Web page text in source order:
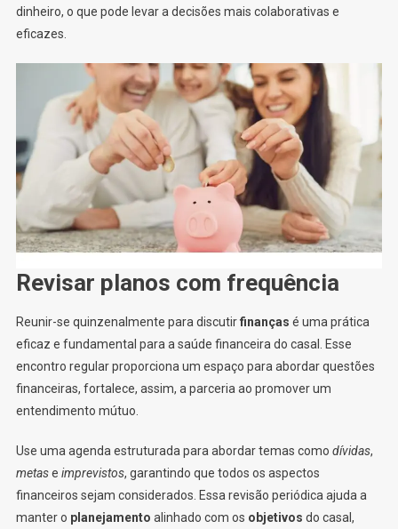
dinheiro, o que pode levar a decisões mais colaborativas e
eficazes.
Revisar planos com frequência
Reunir-se quinzenalmente para discutirfinanças é uma prática
eficaz e fundamental para a saúde financeira do casal. Esse
encontro regular proporciona um espaço para abordar questões
financeiras, fortalece, assim, a parceria ao promover um
entendimento mútuo.
Use uma agenda estruturada para abordar temas como dívidas,
metase imprevistos, garantindo que todos os aspectos
financeiros sejam considerados. Essa revisão periódica ajuda a
manter o planejamento alinhado com os objetivos do casal,